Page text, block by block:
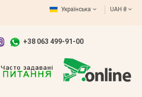
Українська UAH ₴
+38 063 499-91-00